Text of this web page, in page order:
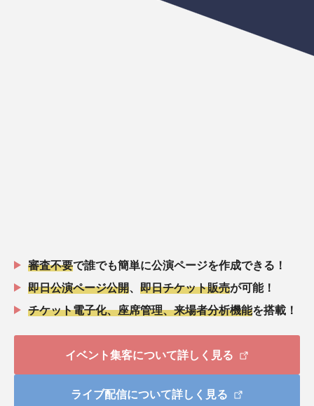
審査不要で誰でも簡単に公演ページを作成できる！
即日公演ページ公開
即日チケット販売が可能！
チケット電子化、座席管理、来場者分析機能を搭載！
イベント集客について詳しく見る
ライブ配信について詳しく見る